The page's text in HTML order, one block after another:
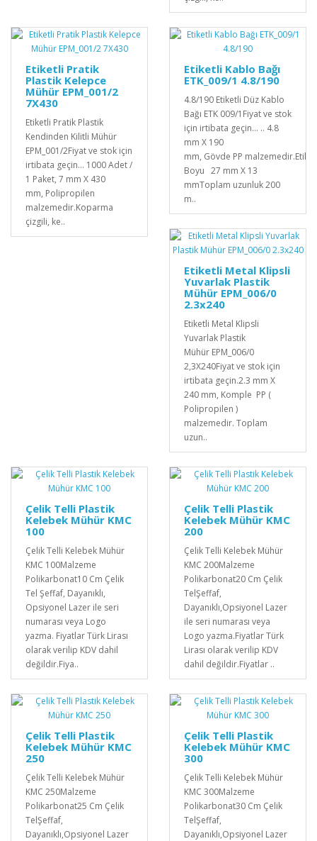
Etiketli Pratik
Plastik Kelepce
Mühür EPM_001/2
7X430
Etiketli Pratik Plastik
Kendinden Kilitli Mühür
EPM_001/2Fiyat ve stok için
irtibata geçin... 1000 Adet /
1 Paket, 7 mm X 430
mm, Polipropilen
malzemedir. Koparma
çizgili, ke..
Etiketli Kablo Bağı
ETK_009/1 4.8/190
4.8/190 Etiketli Düz Kablo
Bağı ETK 009/1Fiyat ve stok
için irtibata geçin... .. 4.8
mm X 190
mm, Gövde PP malzemedir.Etiket
Boyu 27 mm X 13
mmToplam uzunluk 200
m..
Etiketli Metal Klipsli
Yuvarlak Plastik
Mühür EPM_006/0
2.3x240
Etiketli Metal Klipsli
Yuvarlak Plastik
Mühür EPM_006/0
2,3X240Fiyat ve stok için
irtibata geçin.2.3 mm X
240 mm, Komple PP (
Polipropilen )
malzemedir. Toplam
uzun..
Çelik Telli Plastik
Kelebek Mühür KMC
100
Çelik Telli Kelebek Mühür
KMC 100Malzeme
Polikarbonat10 Cm Çelik
Tel Şeffaf, Dayanıklı,
Opsiyonel Lazer ile seri
numarası veya Logo
yazma. Fiyatlar Türk Lirası
olarak verilip KDV dahil
değildir.Fiya..
Çelik Telli Plastik
Kelebek Mühür KMC
200
Çelik Telli Kelebek Mühür
KMC 200Malzeme
Polikarbonat20 Cm Çelik
TelŞeffaf,
Dayanıklı,Opsiyonel Lazer
ile seri numarası veya
Logo yazma.Fiyatlar Türk
Lirası olarak verilip KDV
dahil değildir.Fiyatlar ..
Çelik Telli Plastik
Kelebek Mühür KMC
250
Çelik Telli Kelebek Mühür
KMC 250Malzeme
Polikarbonat25 Cm Çelik
TelŞeffaf,
Dayanıklı,Opsiyonel Lazer
Çelik Telli Plastik
Kelebek Mühür KMC
300
Çelik Telli Kelebek Mühür
KMC 300Malzeme
Polikarbonat30 Cm Çelik
TelŞeffaf,
Dayanıklı,Opsiyonel Lazer